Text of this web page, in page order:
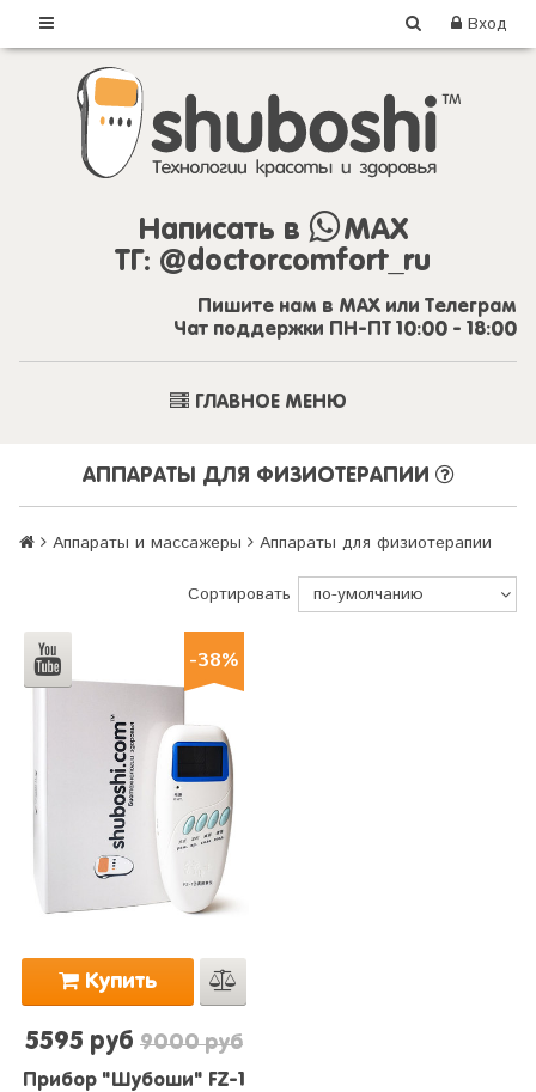
Вход
Написать в
MAX
ТГ: @doctorcomfort_ru
Пишите нам в MAX или Телеграм
Чат поддержки ПН-ПТ 10:00 - 18:00
ГЛАВНОЕ МЕНЮ
АППАРАТЫ ДЛЯ ФИЗИОТЕРАПИИ
Аппараты и массажеры Аппараты для физиотерапии
Сортировать
-38%
Купить
5595 руб 9000 руб
Прибор "Шубоши" FZ-1